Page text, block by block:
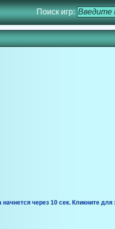
Поиск игр:
начнется через 10 сек. Кликните